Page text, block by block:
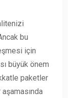
bu
için
büyük önem
paketler